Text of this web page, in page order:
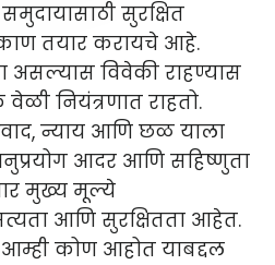
सुरक्षित
तयार करायचे आहे.
असल्यास विवेकी राहण्यास
नियंत्रणात राहतो.
न्याय आणि छळ याला
आदर आणि सहिष्णुता
मुख्य मूल्ये
आणि सुरक्षितता आहेत.
कोण आहोत याबद्दल